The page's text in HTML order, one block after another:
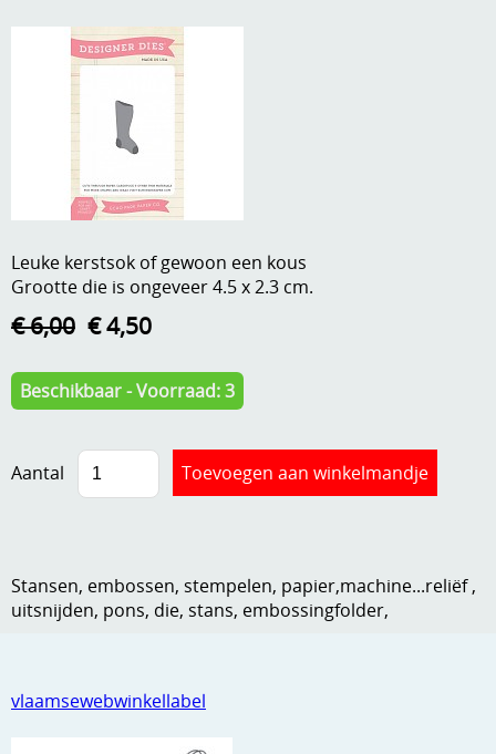
Aanbiedingen
Boeken en magazines
Dies om te stansen
Embossen
Handige extra's
Hout , MDF, kartonmateriaal, steen
Kleurmateriaal-tekenmateriaal
Kneedmateriaal
Leuke versieringen
Merken
Papier en karton
Verzend - en verpakkingsk
Mijn account
Gastenboek
vlaamsewebwinkellabel
Leuke kerstsok of gewoon een kous
Grootte die is ongeveer 4.5 x 2.3 cm.
€ 6,00 € 4,50
Beschikbaar - Voorraad: 3
Aantal
Stansen, embossen, stempelen, papier,machine...reliëf ,
uitsnijden, pons, die, stans, embossingfolder,